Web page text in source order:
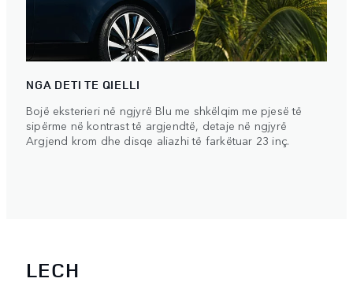
NGA DETI TE QIELLI
Bojë eksterieri në ngjyrë Blu me shkëlqim me pjesë të
sipërme në kontrast të argjendtë, detaje në ngjyrë
Argjend krom dhe disqe aliazhi të farkëtuar 23 inç.
LECH